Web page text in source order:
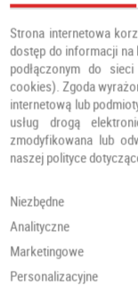
Drzwi
Strona internetowa
dostęp do informacji na
podłączonym do
cookies). Zgoda
internetową lub
usług drogą
zmodyfikowana lub
naszej polityce
Niezbędne
Analityczne
Marketingowe
Personalizacyjne